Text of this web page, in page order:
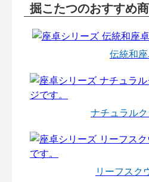
掘こたつのおすすめ
伝統和
ナチュラルク
リーフスク